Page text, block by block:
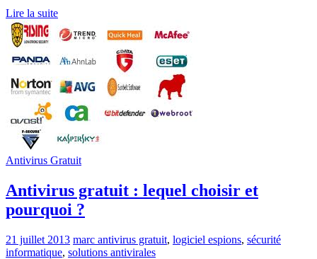
Lire la suite
Antivirus Gratuit
Antivirus gratuit : lequel choisir et
pourquoi ?
21 juillet 2013 marc antivirus gratuit, logiciel espions, sécurité
informatique, solutions antivirales